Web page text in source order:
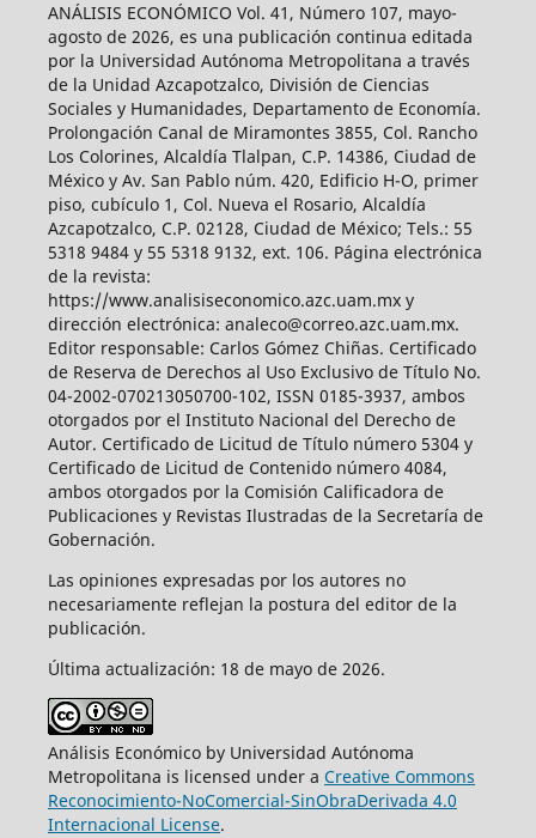
ANÁLISIS ECONÓMICO Vol. 41, Número 107, mayo-
agosto de 2026, es una publicación continua editada
por la Universidad Autónoma Metropolitana a través
de la Unidad Azcapotzalco, División de Ciencias
Sociales y Humanidades, Departamento de Economía.
Prolongación Canal de Miramontes 3855, Col. Rancho
Los Colorines, Alcaldía Tlalpan, C.P. 14386, Ciudad de
México y Av. San Pablo núm. 420, Edificio H-O, primer
piso, cubículo 1, Col. Nueva el Rosario, Alcaldía
Azcapotzalco, C.P. 02128, Ciudad de México; Tels.: 55
5318 9484 y 55 5318 9132, ext. 106. Página electrónica
de la revista:
https://www.analisiseconomico.azc.uam.mx y
dirección electrónica: analeco@correo.azc.uam.mx.
Editor responsable: Carlos Gómez Chiñas. Certificado
de Reserva de Derechos al Uso Exclusivo de Título No.
04-2002-070213050700-102, ISSN 0185-3937, ambos
otorgados por el Instituto Nacional del Derecho de
Autor. Certificado de Licitud de Título número 5304 y
Certificado de Licitud de Contenido número 4084,
ambos otorgados por la Comisión Calificadora de
Publicaciones y Revistas Ilustradas de la Secretaría de
Gobernación.
Las opiniones expresadas por los autores no
necesariamente reflejan la postura del editor de la
publicación.
Última actualización: 18 de mayo de 2026.
Análisis Económico by Universidad Autónoma
Metropolitana is licensed under a Creative Commons
Reconocimiento-NoComercial-SinObraDerivada 4.0
Internacional License.